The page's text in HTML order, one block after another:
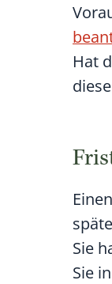
Vor
Hat
Sie
Sie